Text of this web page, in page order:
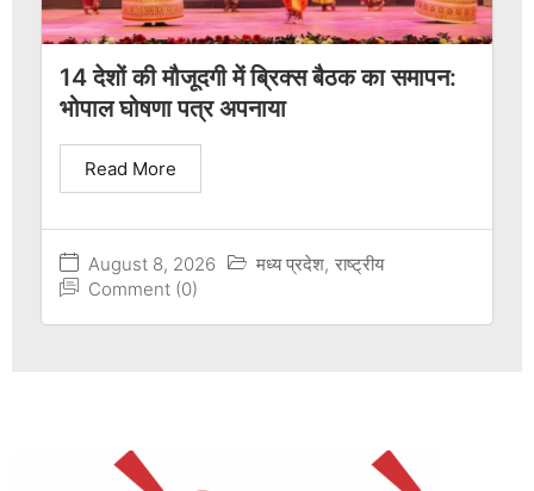
14 देशों की मौजूदगी में ब्रिक्स बैठक का समापन:
भोपाल घोषणा पत्र अपनाया
August 8, 2026 मध्य प्रदेश, राष्ट्रीय
Comment (0)
Read More